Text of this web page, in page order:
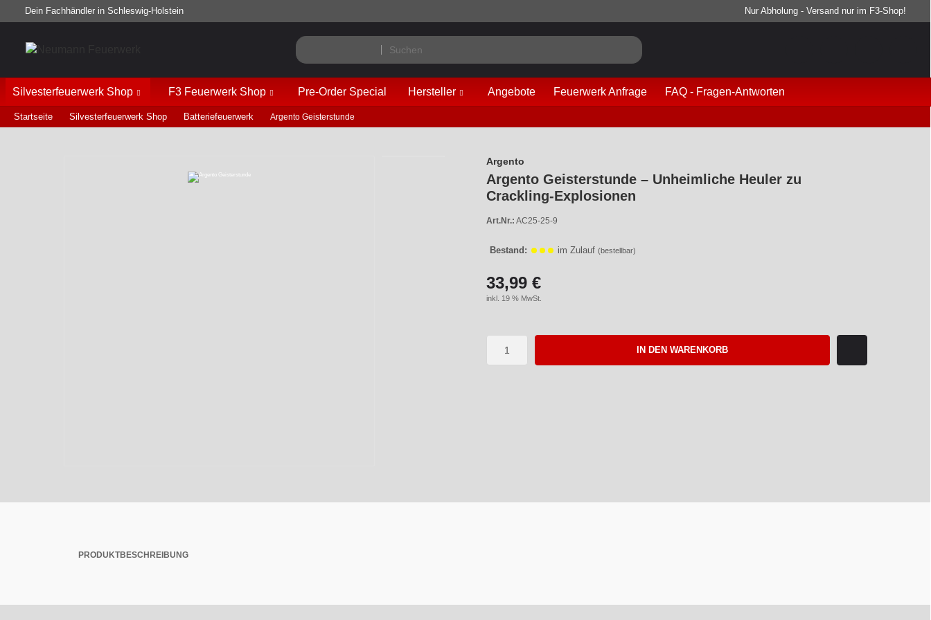
Dein Fachhändler in Schleswig-Holstein Nur Abholung - Versand nur im F3-Shop!
Silvesterfeuerwerk Shop F3 Feuerwerk Shop Pre-Order Special Hersteller Angebote Feuerwerk Anfrage FAQ - Fragen-Antworten
Startseite Silvesterfeuerwerk Shop Batteriefeuerwerk Argento Geisterstunde
Argento
Argento Geisterstunde – Unheimliche Heuler zu
Crackling-Explosionen
Art.Nr.: AC25-25-9
Bestand: im Zulauf (bestellbar)
33,99 €
inkl. 19 % MwSt.
IN DEN WARENKORB
PRODUKTBESCHREIBUNG